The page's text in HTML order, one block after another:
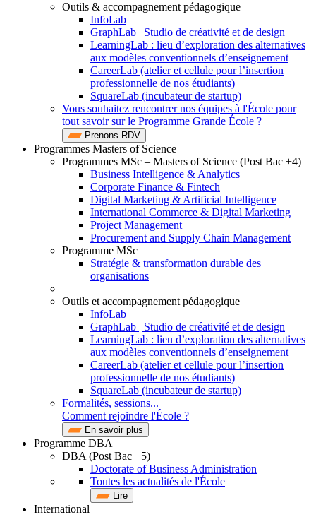
Outils & accompagnement pédagogique
InfoLab
GraphLab | Studio de créativité et de design
LearningLab : lieu d’exploration des alternatives
aux modèles conventionnels d’enseignement
CareerLab (atelier et cellule pour l’insertion
professionnelle de nos étudiants)
SquareLab (incubateur de startup)
Vous souhaitez rencontrer nos équipes à l'École pour
tout savoir sur le Programme Grande École ?
Prenons RDV
Programmes Masters of Science
Programmes MSc – Masters of Science (Post Bac +4)
Business Intelligence & Analytics
Corporate Finance & Fintech
Digital Marketing & Artificial Intelligence
International Commerce & Digital Marketing
Project Management
Procurement and Supply Chain Management
Programme MSc
Stratégie & transformation durable des
organisations
Outils et accompagnement pédagogique
InfoLab
GraphLab | Studio de créativité et de design
LearningLab : lieu d’exploration des alternatives
aux modèles conventionnels d’enseignement
CareerLab (atelier et cellule pour l’insertion
professionnelle de nos étudiants)
SquareLab (incubateur de startup)
Formalités, sessions...
Comment rejoindre l'École ?
En savoir plus
Programme DBA
DBA (Post Bac +5)
Doctorate of Business Administration
Toutes les actualités de l'École
Lire
International